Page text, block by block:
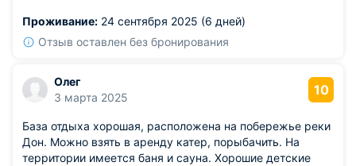
Проживание: 24 сентября 2025 (6 дней)
Отзыв оставлен без бронирования
Олег
3 марта 2025
10
База отдыха хорошая, расположена на побережье реки
Дон. Можно взять в аренду катер, порыбачить. На
территории имеется баня и сауна. Хорошие детские